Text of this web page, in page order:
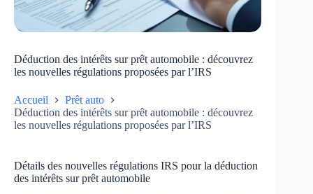
Déduction des intérêts sur prêt automobile : découvrez
les nouvelles régulations proposées par l’IRS
Accueil
Prêt auto
Déduction des intérêts sur prêt automobile : découvrez
les nouvelles régulations proposées par l’IRS
Détails des nouvelles régulations IRS pour la déduction
des intérêts sur prêt automobile